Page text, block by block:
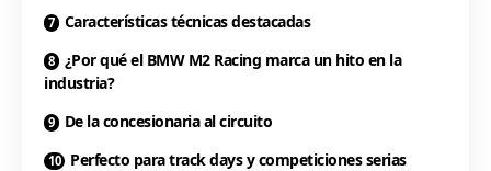
Características técnicas destacadas
¿Por qué el BMW M2 Racing marca un hito en la
industria?
De la concesionaria al circuito
Perfecto para track days y competiciones serias